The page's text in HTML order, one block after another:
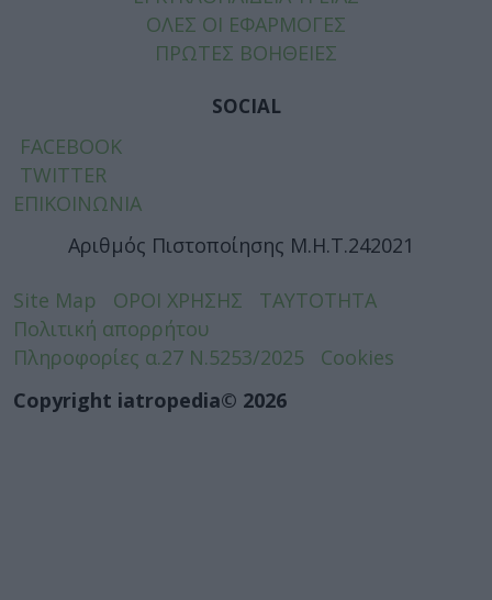
ΟΛΕΣ ΟΙ ΕΦΑΡΜΟΓΕΣ
ΠΡΩΤΕΣ ΒΟΗΘΕΙΕΣ
SOCIAL
FACEBOOK
TWITTER
ΕΠΙΚΟΙΝΩΝΙΑ
Αριθμός Πιστοποίησης Μ.Η.Τ.242021
Site Map ΟΡΟΙ ΧΡΗΣΗΣ
ΤΑΥΤΟΤΗΤΑ
Πολιτική απορρήτου
Πληροφορίες α.27 Ν.5253/2025
Cookies
Copyright iatropedia© 2026